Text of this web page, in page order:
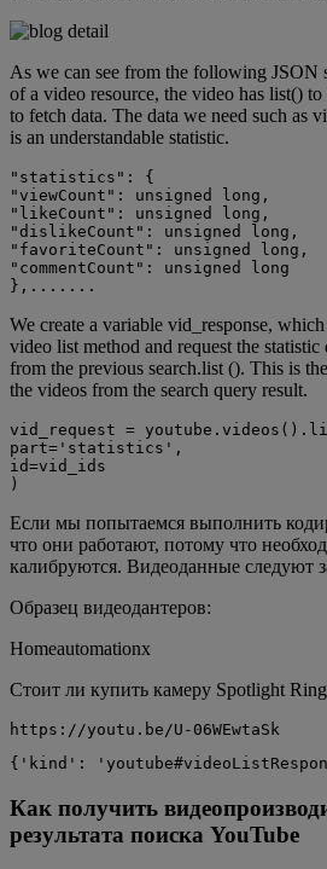
As we can see from the following JSON
of a video resource, the video has list()
to fetch data. The data we need such as
is an understandable statistic.
"statistics": {
"viewCount": unsigned long,
"likeCount": unsigned long,
"dislikeCount": unsigned long,
"favoriteCount": unsigned long,
"commentCount": unsigned long
},.......
We create a variable vid_response,
video list method and request the
from the previous search.list (). This is
the videos from the search query result.
vid_request =
part='statistics',
id=vid_ids
)
Если мы попытаемся выполнить
что они работают, потому что
калибруются. Видеоданные следуют
Образец видеодантеров:
Homeautomationx
Стоит ли купить камеру Spotlight
https://youtu.be/U-06WEwtaSk
{'kind':
Как получить
результата поиска YouTube